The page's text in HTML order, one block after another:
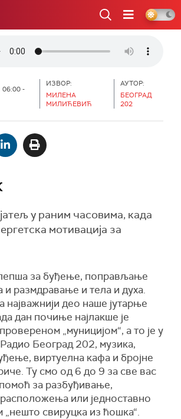
-
ИЗВОР:
МИЛЕНА
МИЛИЋЕВИЋ
АУТОР:
БЕОГРАД
202
у раним часовима, када
мотивација за
за буђење, поправљање
размдравање и тела и духа.
најважнији део наше јутарње
дан почиње најлакше је
„муницијом“, а то је у
Београд 202, музика,
виртуелна кафа и бројне
Ту смо од 6 до 9 за све вас
за разбуђивање,
или једноставно
„нешто свируцка из ћошка“.